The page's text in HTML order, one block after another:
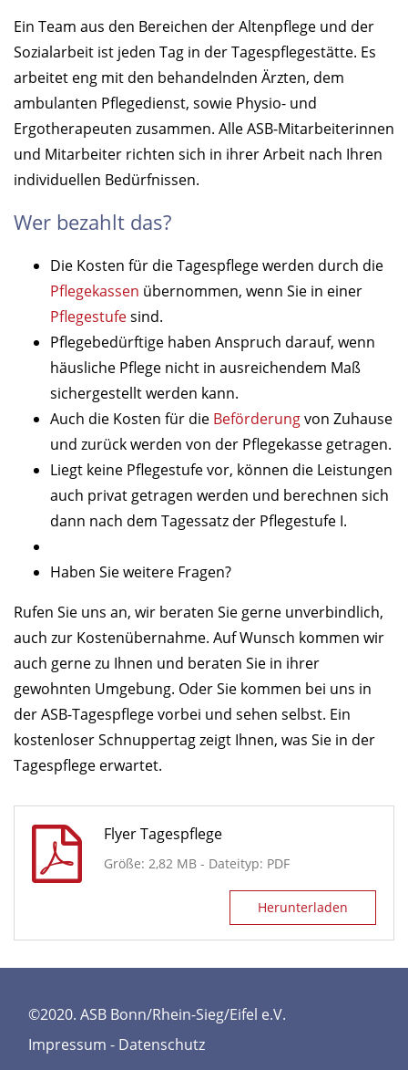
Ein Team aus den Bereichen der Altenpflege und der
Sozialarbeit ist jeden Tag in der Tagespflegestätte. Es
arbeitet eng mit den behandelnden Ärzten, dem
ambulanten Pflegedienst, sowie Physio- und
Ergotherapeuten zusammen. Alle ASB-Mitarbeiterinnen
und Mitarbeiter richten sich in ihrer Arbeit nach Ihren
individuellen Bedürfnissen.
Wer bezahlt das?
Die Kosten für die Tagespflege werden durch die
Pflegekassen übernommen, wenn Sie in einer
Pflegestufesind.
Pflegebedürftige haben Anspruch darauf, wenn
häusliche Pflege nicht in ausreichendem Maß
sichergestellt werden kann.
Auch die Kosten für die Beförderungvon Zuhause
und zurück werden von der Pflegekasse getragen.
Liegt keine Pflegestufe vor, können die Leistungen
auch privat getragen werden und berechnen sich
dann nach dem Tagessatz der Pflegestufe I.
Haben Sie weitere Fragen?
Rufen Sie uns an, wir beraten Sie gerne unverbindlich,
auch zur Kostenübernahme. Auf Wunsch kommen wir
auch gerne zu Ihnen und beraten Sie in ihrer
gewohnten Umgebung. Oder Sie kommen bei uns in
der ASB-Tagespflege vorbei und sehen selbst. Ein
kostenloser Schnuppertag zeigt Ihnen, was Sie in der
Tagespflege erwartet.
Flyer Tagespflege
Größe: 2,82 MB - Dateityp: PDF
Herunterladen
©2020. ASB Bonn/Rhein-Sieg/Eifel e.V.
Impressum - Datenschutz